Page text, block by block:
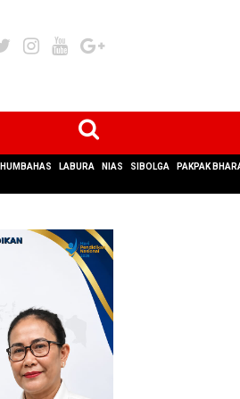
HUMBAHAS LABURA NIAS SIBOLGA PAKPAK